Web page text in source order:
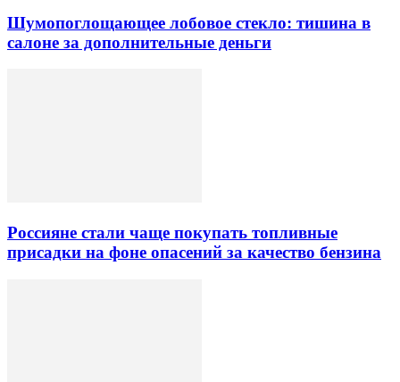
Шумопоглощающее лобовое стекло: тишина в
салоне за дополнительные деньги
Россияне стали чаще покупать топливные
присадки на фоне опасений за качество бензина